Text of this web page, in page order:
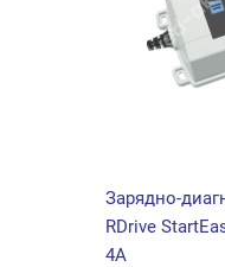
Зарядно-
RDrive
4A